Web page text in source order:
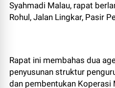
Syahmadi Malau, rapat
Rohul, Jalan Lingkar, Pasir
Rapat ini membahas dua
penyusunan struktur
dan pembentukan Koperasi